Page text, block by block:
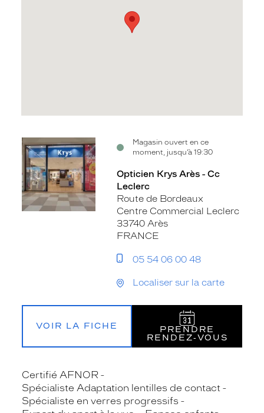
Magasin ouvert en ce
moment, jusqu’à 19:30
Voir
la
fiche
Opticien Krys Arès - Cc
Leclerc
Route de Bordeaux
Centre Commercial Leclerc
33740 Arès
FRANCE
05 54 06 00 48
Localiser sur la carte
VOIR LA FICHE
PRENDRE
RENDEZ‑VOUS
Certifié AFNOR
Spécialiste Adaptation lentilles de contact
Spécialiste en verres progressifs